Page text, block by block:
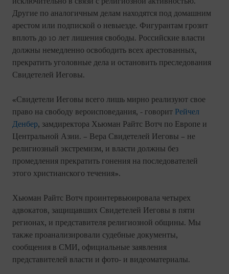
Другие по аналогичным делам находятся под домашним
арестом или подпиской о невыезде. Фигурантам грозит
вплоть до 10 лет лишения свободы. Российские власти
должны немедленно освободить всех арестованных,
прекратить уголовные дела и остановить преследования
Свидетелей Иеговы.
«Свидетели Иеговы всего лишь мирно реализуют свое
право на свободу вероисповедания, - говорит Рейчел
Денбер, замдиректора Хьюман Райтс Вотч по Европе и
Центральной Азии. – Вера Свидетелей Иеговы – не
религиозный экстремизм, и власти должны без
промедления прекратить гонения на последователей
этого христианского течения».
Хьюман Райтс Вотч проинтервьюировала четырех
адвокатов, защищавших Свидетелей Иеговы в пяти
регионах, и представителя религиозной общины. Мы
также проанализировали судебные документы,
сообщения в СМИ, официальные заявления
представителей власти и фото- и видеоматериалы.